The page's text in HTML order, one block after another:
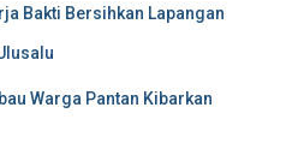
Bakti Bersihkan Lapangan
Warga Pantan Kibarkan